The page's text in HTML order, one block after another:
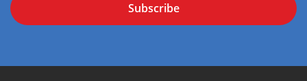
Subscribe